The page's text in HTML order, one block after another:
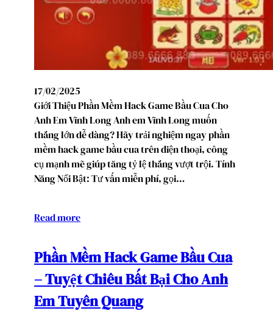
17/02/2025
Giới Thiệu Phần Mềm Hack Game Bầu Cua Cho
Anh Em Vĩnh Long Anh em Vĩnh Long muốn
thắng lớn dễ dàng? Hãy trải nghiệm ngay phần
mềm hack game bầu cua trên điện thoại, công
cụ mạnh mẽ giúp tăng tỷ lệ thắng vượt trội. Tính
Năng Nổi Bật: Tư vấn miễn phí, gọi…
Read more
Phần Mềm Hack Game Bầu Cua
– Tuyệt Chiêu Bất Bại Cho Anh
Em Tuyên Quang